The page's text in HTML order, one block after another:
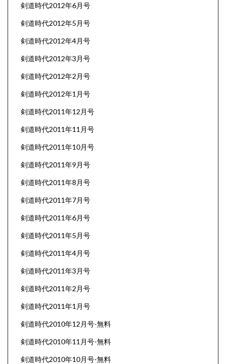
剣道時代2012年6月号
剣道時代2012年5月号
剣道時代2012年4月号
剣道時代2012年3月号
剣道時代2012年2月号
剣道時代2012年1月号
剣道時代2011年12月号
剣道時代2011年11月号
剣道時代2011年10月号
剣道時代2011年9月号
剣道時代2011年8月号
剣道時代2011年7月号
剣道時代2011年6月号
剣道時代2011年5月号
剣道時代2011年4月号
剣道時代2011年3月号
剣道時代2011年2月号
剣道時代2011年1月号
剣道時代2010年12月号-無料
剣道時代2010年11月号-無料
剣道時代2010年10月号-無料